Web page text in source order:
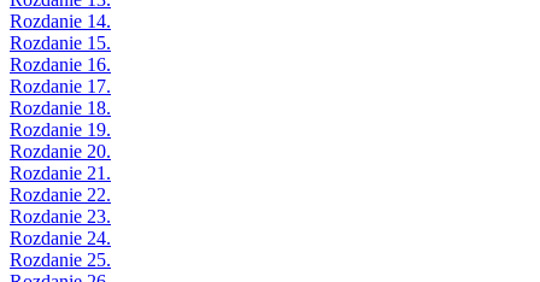
Rozdanie 14.
Rozdanie 15.
Rozdanie 16.
Rozdanie 17.
Rozdanie 18.
Rozdanie 19.
Rozdanie 20.
Rozdanie 21.
Rozdanie 22.
Rozdanie 23.
Rozdanie 24.
Rozdanie 25.